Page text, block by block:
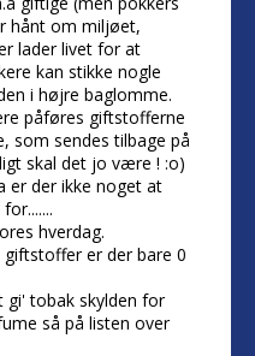
hånt om miljøet,
lader livet for at
kan stikke nogle
i højre baglomme.
påføres giftstofferne
som sendes tilbage på
skal det jo være ! :o)
er der ikke noget at
hverdag.
er der bare 0
gi' tobak skylden for
så på listen over